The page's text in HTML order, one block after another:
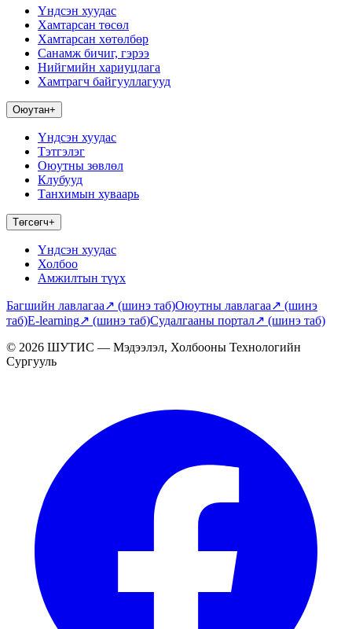
Үндсэн хуудас
Хамтарсан төсөл
Хамтарсан хөтөлбөр
Санамж бичиг, гэрээ
Нийгмийн хариуцлага
Хамтрагч байгууллагууд
Оюутан+
Үндсэн хуудас
Тэтгэлэг
Оюутны зөвлөл
Клубууд
Танхимын хуваарь
Төгсөгч+
Үндсэн хуудас
Холбоо
Амжилтын түүх
Багшийн лавлагаа↗ (шинэ таб)Оюутны лавлагаа↗ (шинэ
таб)E-learning↗ (шинэ таб)Судалгааны портал↗ (шинэ таб)
© 2026 ШУТИС — Мэдээлэл, Холбооны Технологийн
Сургууль